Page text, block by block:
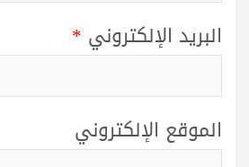
البريد الإلكتروني *
الموقع الإلكتروني